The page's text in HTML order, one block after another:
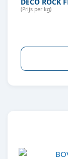
(Prijs per kg)